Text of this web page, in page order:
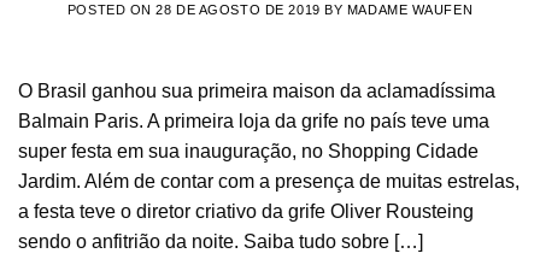
POSTED ON28 DE AGOSTO DE 2019 BY MADAME WAUFEN
O Brasil ganhou sua primeira maison da aclamadíssima
Balmain Paris. A primeira loja da grife no país teve uma
super festa em sua inauguração, no Shopping Cidade
Jardim. Além de contar com a presença de muitas estrelas,
a festa teve o diretor criativo da grife Oliver Rousteing
sendo o anfitrião da noite. Saiba tudo sobre […]